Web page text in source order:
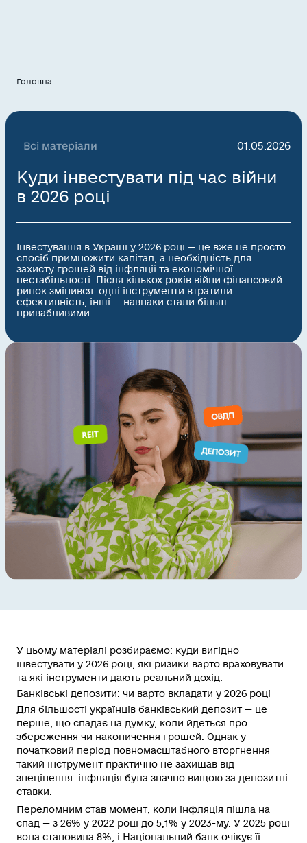
Головна
Всі матеріали 01.05.2026
Куди інвестувати під час війни
в 2026 році
Інвестування в Україні у 2026 році — це вже не просто
спосіб примножити капітал, а необхідність для
захисту грошей від інфляції та економічної
нестабільності. Після кількох років війни фінансовий
ринок змінився: одні інструменти втратили
ефективність, інші — навпаки стали більш
привабливими.
У цьому матеріалі розбираємо: куди вигідно
інвестувати у 2026 році, які ризики варто враховувати
та які інструменти дають реальний дохід.
Банківські депозити: чи варто вкладати у 2026 році
Для більшості українців банківський депозит — це
перше, що спадає на думку, коли йдеться про
збереження чи накопичення грошей. Однак у
початковий період повномасштабного вторгнення
такий інструмент практично не захищав від
знецінення: інфляція була значно вищою за депозитні
ставки.
Переломним став момент, коли інфляція пішла на
спад — з 26% у 2022 році до 5,1% у 2023-му. У 2025 році
вона становила 8%, і Національний банк очікує її